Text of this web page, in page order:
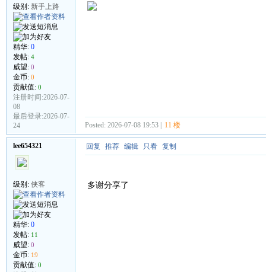
级别: 新手上路
精华: 0
发帖: 4
威望: 0
金币: 0
贡献值: 0
注册时间:2026-07-
08
最后登录:2026-07-
24
Posted: 2026-07-08 19:53 | 11 楼
lee654321
级别: 侠客
精华: 0
发帖: 11
威望: 0
金币: 19
贡献值: 0
回复 推荐 编辑 只看 复制
多谢分享了